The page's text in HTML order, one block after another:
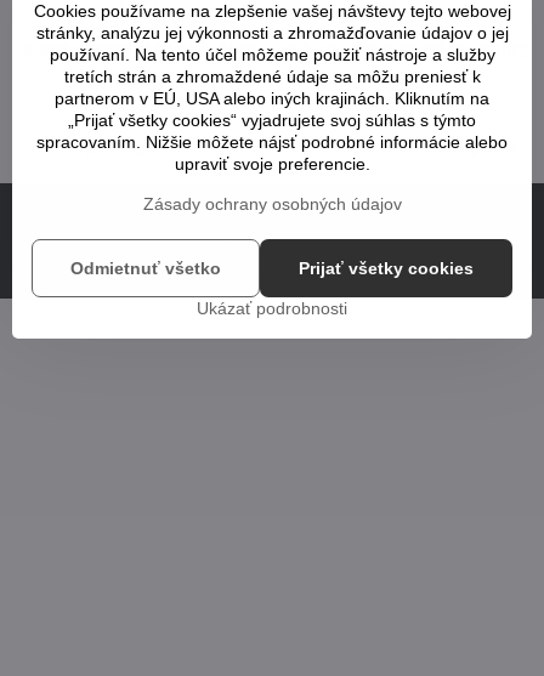
všetky produkty skladom výkup výpočtovej techniky
prenájom IT likvidácia elektroodpadu
©2026Copyright
Predvoľby súkromiaZásady ochrany osobných údajov
Vytvorené pomocou:BiznisWeb.sk
Cookies používame na zlepšenie vašej návštevy tejto webovej
stránky, analýzu jej výkonnosti a zhromažďovanie údajov o jej
používaní. Na tento účel môžeme použiť nástroje a služby
tretích strán a zhromaždené údaje sa môžu preniesť k
partnerom v EÚ, USA alebo iných krajinách. Kliknutím na
„Prijať všetky cookies“ vyjadrujete svoj súhlas s týmto
spracovaním. Nižšie môžete nájsť podrobné informácie alebo
upraviť svoje preferencie.
Zásady ochrany osobných údajov
Ukázať podrobnosti
Prijať všetky cookies
Odmietnuť všetko